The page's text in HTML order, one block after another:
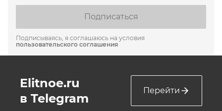
Подписаться
Подписываясь, я соглашаюсь на условия
пользовательского соглашения
Elitnoe.ru
в Telegram
Перейти